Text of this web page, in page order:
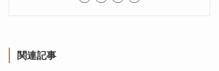
関連記事